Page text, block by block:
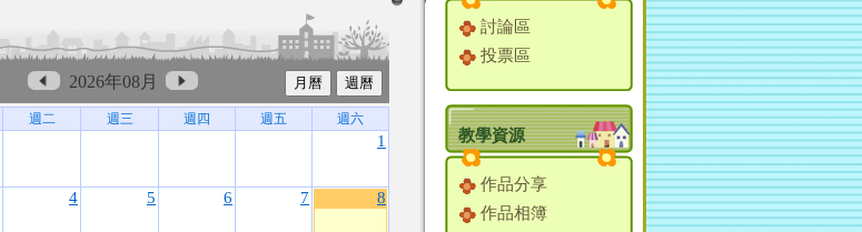
2026年08月
週二 週三 週四 週五 週六
1
4 5 6 7 8
討論區
投票區
教學資源
作品分享
作品相簿